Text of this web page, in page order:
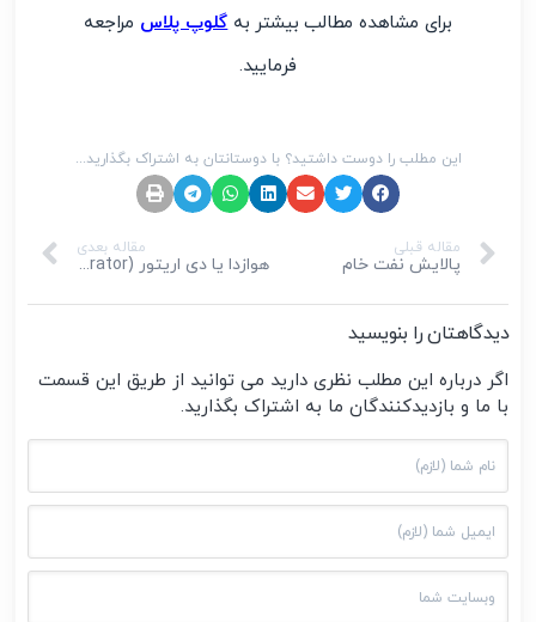
برای مشاهده مطالب بیشتر بهگلوپ پلاس مراجعه
فرمایید.
این مطلب را دوست داشتید؟ با دوستانتان به اشتراک بگذارید...
مقاله قبلی
پالایش نفت خام
مقاله بعدی
هوازدا یا دی اریتور (Deaerator)
دیدگاهتان را بنویسید
اگر درباره این مطلب نظری دارید می توانید از طریق این قسمت
با ما و بازدیدکنندگان ما به اشتراک بگذارید.